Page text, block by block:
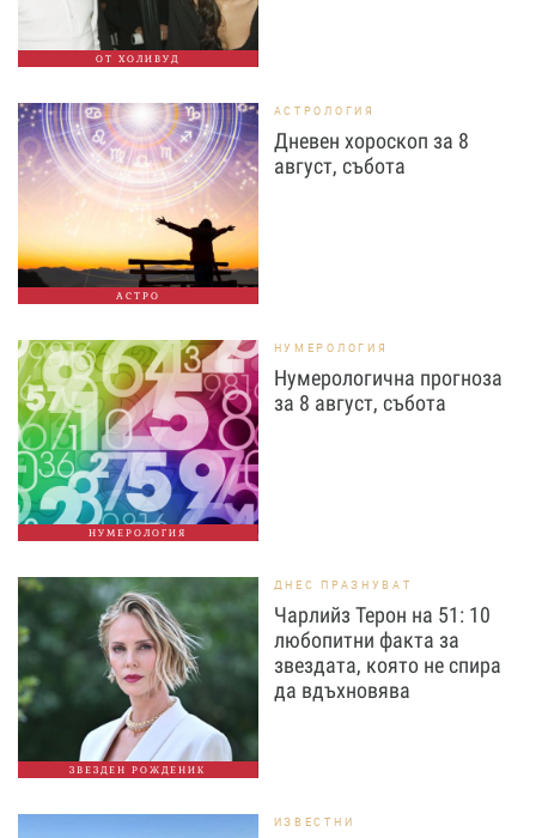
ОТ ХОЛИВУД
АСТРО
АСТРОЛОГИЯ
Дневен хороскоп за 8
август, събота
НУМЕРОЛОГИЯ
НУМЕРОЛОГИЯ
Нумерологична прогноза
за 8 август, събота
ЗВЕЗДЕН РОЖДЕНИК
ДНЕС ПРАЗНУВАТ
Чарлийз Терон на 51: 10
любопитни факта за
звездата, която не спира
да вдъхновява
ИЗВЕСТНИ